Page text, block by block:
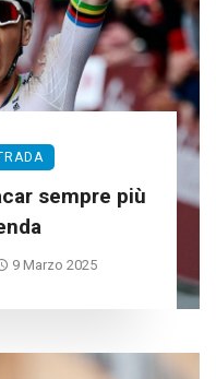
sempre più
9 Marzo 2025